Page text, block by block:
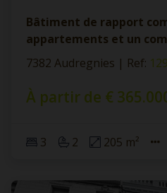
Bâtiment de rapport
appartements et un
7382 Audregnies | Ref:
À partir de €
3 2 205 m²